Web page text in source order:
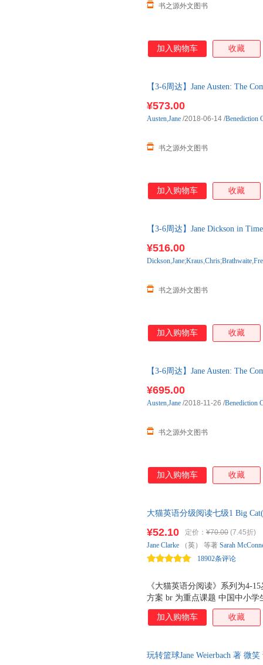
书之源外文图书
加入购物车 收藏
【3-6周达】Jane Austen: The
¥573.00
书之源外文图书
Austen,Jane /2018-06-14 /Benediction
加入购物车 收藏
【3-6周达】Jane Dickson in
¥516.00
书之源外文图书
Dickson,Jane;Kraus,Chris;Brathwaite,
加入购物车 收藏
【3-6周达】Jane Austen: The
¥695.00
书之源外文图书
Austen,Jane /2018-11-26 /Benediction
加入购物车 收藏
大猫英语分级阅读七级1 Big
验用书，为4-15岁中国少年儿
《大猫英语分阅读》系列为4-
方案 br 为重点课题 中国中小
英国著名分级阅读教育专家
和插画家共同打造 br 分为 分
容，习惯 br 画面精美，充满想
¥52.10 定价： ¥70.00 (7.45折)
18902条评论
Jane Clarke （英） 等著 Sarah
加入购物车 收藏
玩转篮球Jane Weierbach 著 微